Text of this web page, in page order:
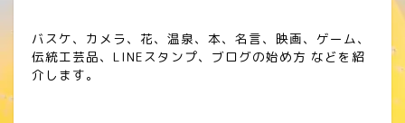
バスケ、カメラ、花、温泉、本、名言、映画、ゲーム、
伝統工芸品、LINEスタンプ、ブログの始め方 などを紹
介します。